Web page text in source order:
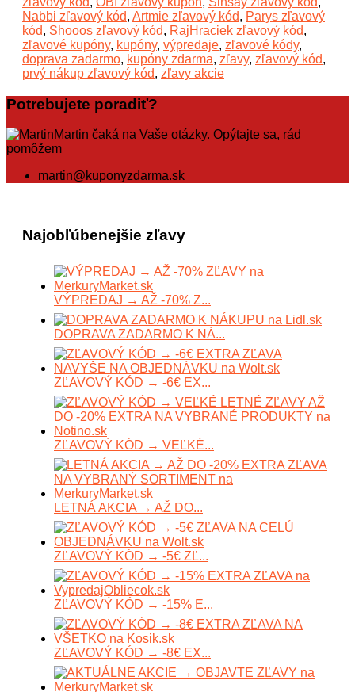
Nabbi zľavový kód, Artmie zľavový kód, Parys zľavový
kód, Shooos zľavový kód, RajHraciek zľavový kód,
zľavové kupóny, kupóny, výpredaje, zľavové kódy,
doprava zadarmo, kupóny zdarma, zľavy, zľavový kód,
prvý nákup zľavový kód, zľavy akcie
Potrebujete poradiť?
Martin čaká na Vaše otázky. Opýtajte sa, rád
pomôžem
martin@kuponyzdarma.sk
Najobľúbenejšie zľavy
VÝPREDAJ → AŽ -70% Z...
DOPRAVA ZADARMO K NÁ...
ZĽAVOVÝ KÓD → -6€ EX...
ZĽAVOVÝ KÓD → VEĽKÉ...
LETNÁ AKCIA → AŽ DO...
ZĽAVOVÝ KÓD → -5€ ZĽ...
ZĽAVOVÝ KÓD → -15% E...
ZĽAVOVÝ KÓD → -8€ EX...